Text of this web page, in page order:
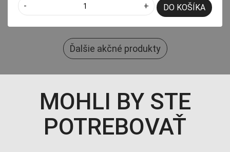
- + DO KOŠÍKA
Ďalšie akčné produkty
MOHLI BY STE
POTREBOVAŤ